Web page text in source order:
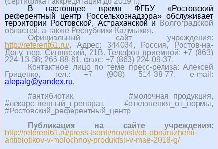
В настоящее время ФГБУ «Ростовский
референтный центр Россельхознадзора» обслуживает
территории Ростовской, Астраханской и
Волгоградской
областей, а также Республики Калмыкия.
Официальный сайт учреждения:
http://referent61.ru/. Адрес: 344034, Россия, Ростов-на-
Дону, пер. Синявский, 21В. Телефон приемной: +7 (863)
224-13-38; 266-88-81, факс: +7 (863) 224-09-37.
Контактное лицо по теме пресс-релиза: Алексей
Гриценко, тел.: +7 (908) 514-38-77, e-mail:
alepalg@yandex.ru.
#антибиотик, #молочная_продукция,
#лекарственный_препарат, #отклонения_от_нормы,
#Ростовский_референтный_центр
Публикация на сайте учреждения:
http://referent61.ru/press-tsentr/novosti/ob-obnaruzhenii-
antibiotikov-v-molochnoy-produktsii-v-mae-2018-g/